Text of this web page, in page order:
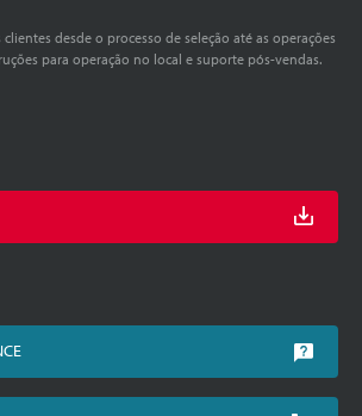
clientes desde o processo de seleção até as operações
para operação no local e suporte pós-vendas.